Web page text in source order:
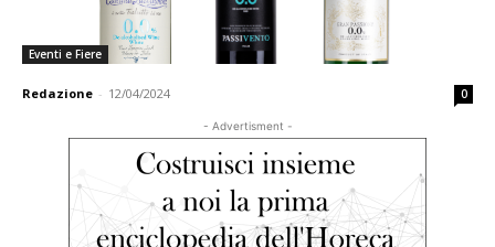
Eventi e Fiere
Redazione - 12/04/2024 0
- Advertisment -